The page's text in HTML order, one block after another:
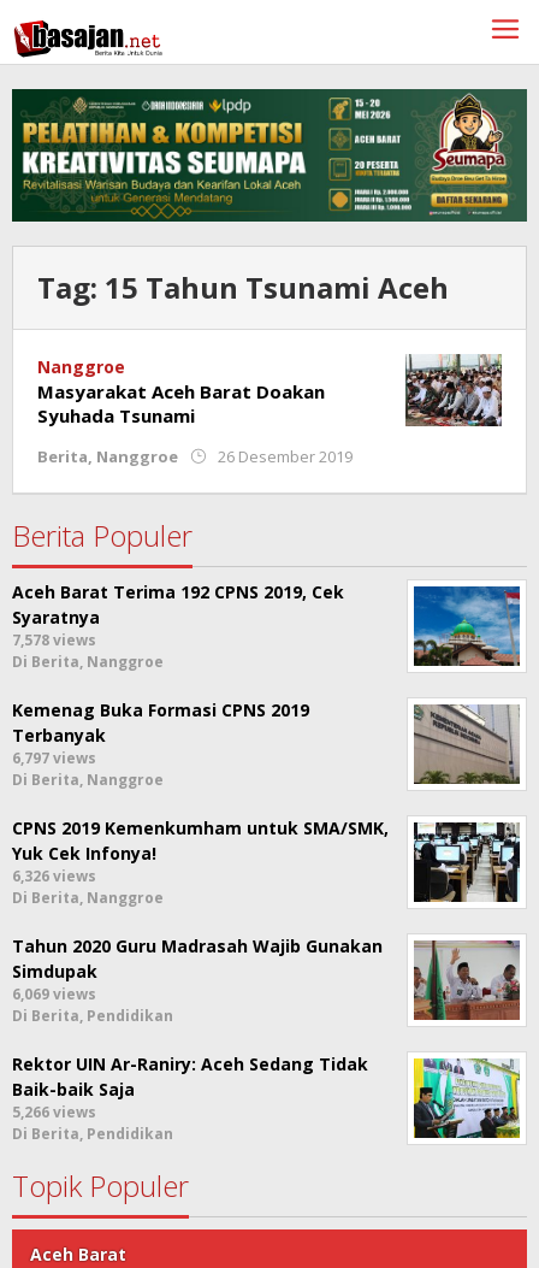
ke
konten
Tag: 15 Tahun Tsunami Aceh
Nanggroe
Masyarakat Aceh Barat Doakan
Syuhada Tsunami
Berita, Nanggroe 26 Desember 2019
Trisnamal
Berita Populer
Aceh Barat Terima 192 CPNS 2019, Cek
Syaratnya
7,578 views
Di Berita, Nanggroe
Kemenag Buka Formasi CPNS 2019
Terbanyak
6,797 views
Di Berita, Nanggroe
CPNS 2019 Kemenkumham untuk SMA/SMK,
Yuk Cek Infonya!
6,326 views
Di Berita, Nanggroe
Tahun 2020 Guru Madrasah Wajib Gunakan
Simdupak
6,069 views
Di Berita, Pendidikan
Rektor UIN Ar-Raniry: Aceh Sedang Tidak
Baik-baik Saja
5,266 views
Di Berita, Pendidikan
Topik Populer
Aceh Barat